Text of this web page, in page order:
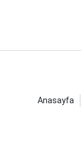
Anasayfa